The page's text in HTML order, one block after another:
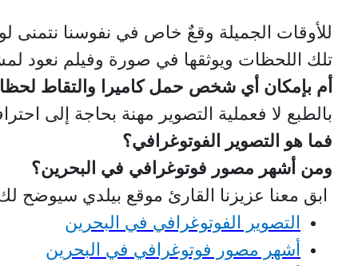
للأوقات الجميلة وقعٌ خاص في نفوسنا نتمنى
تلك اللحظات ويوثقها في صورة وفيلم نعود
أم بإمكان أي شخص حمل كاميرا والتقاط
بالطبع لا فعملية التصوير مهنة بحاجة إلى
فما هو التصوير الفوتوغرافي؟
ومن أشهر مصور فوتوغرافي في البحرين؟
ابق معنا عزيزنا القارئ موقع بيلدي سيوضح
التصوير الفوتوغرافي في البحرين
أشهر مصور فوتوغرافي في البحرين